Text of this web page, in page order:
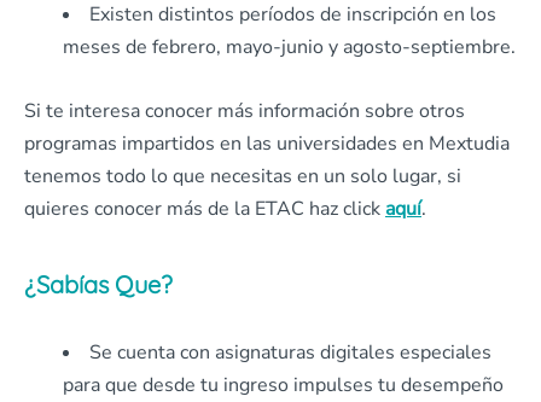
Existen distintos períodos de inscripción en los
meses de febrero, mayo-junio y agosto-septiembre.
Si te interesa conocer más información sobre otros
programas impartidos en las universidades en Mextudia
tenemos todo lo que necesitas en un solo lugar, si
quieres conocer más de la ETAC haz clickaquí.
¿Sabías Que?
Se cuenta con asignaturas digitales especiales
para que desde tu ingreso impulses tu desempeño